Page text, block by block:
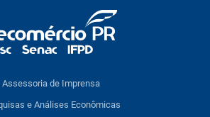
Assessoria de Imprensa
e Análises Econômicas